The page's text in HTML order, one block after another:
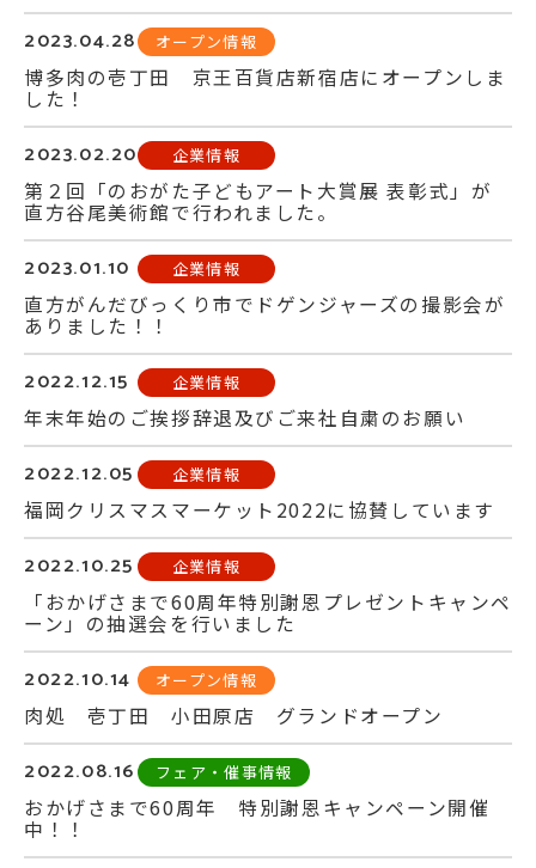
2023.04.28 オープン情報
博多肉の壱丁田 京王百貨店新宿店にオープンしま
した！
2023.02.20 企業情報
第２回「のおがた子どもアート大賞展 表彰式」が
直方谷尾美術館で行われました。
2023.01.10 企業情報
直方がんだびっくり市でドゲンジャーズの撮影会が
ありました！！
2022.12.15 企業情報
年末年始のご挨拶辞退及びご来社自粛のお願い
2022.12.05 企業情報
福岡クリスマスマーケット2022に協賛しています
2022.10.25 企業情報
「おかげさまで60周年特別謝恩プレゼントキャンペ
ーン」の抽選会を行いました
2022.10.14 オープン情報
肉処 壱丁田 小田原店 グランドオープン
2022.08.16 フェア・催事情報
おかげさまで60周年 特別謝恩キャンペーン開催
中！！